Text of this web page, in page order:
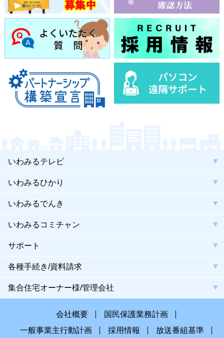
いわみるテレビ
いわみるひかり
いわみるでんき
いわみるコミチャン
サポート
各種手続き/資料請求
集合住宅オーナー様/管理会社
会社概要
国民保護業務計画
一般事業主行動計画
採用情報 放送番組基準